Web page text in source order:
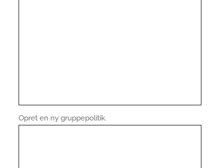
Opret en ny gruppepolitik.